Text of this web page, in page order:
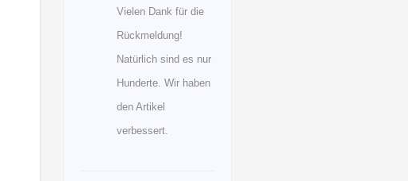
Vielen Dank für die
Rückmeldung!
Natürlich sind es nur
Hunderte. Wir haben
den Artikel
verbessert.